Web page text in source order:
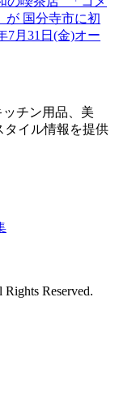
が 国分寺市に初
月31日(金)オー
チン用品、美
タイル情報を提供
Reserved.